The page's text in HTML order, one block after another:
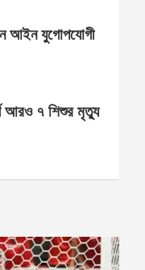
আইন যুগোপযোগী
আরও ৭ শিশুর মৃত্যু